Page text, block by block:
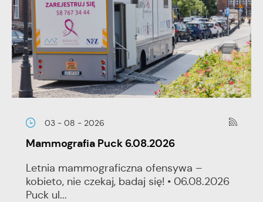
03 - 08 - 2026
Mammografia Puck 6.08.2026
Letnia mammograficzna ofensywa –
kobieto, nie czekaj, badaj się! • 06.08.2026
Puck ul...